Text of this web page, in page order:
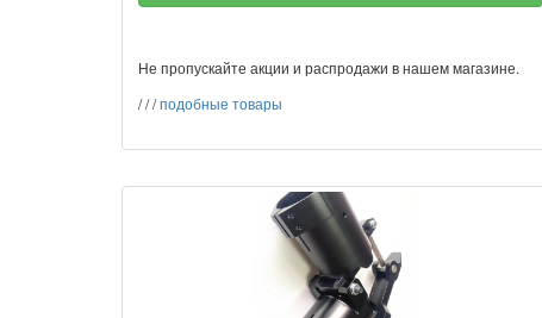
Не пропускайте акции и распродажи в нашем магазине.
///подобные товары